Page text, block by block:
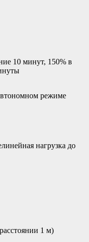
10 минут, 150% в
режиме
нагрузка до
1 м)